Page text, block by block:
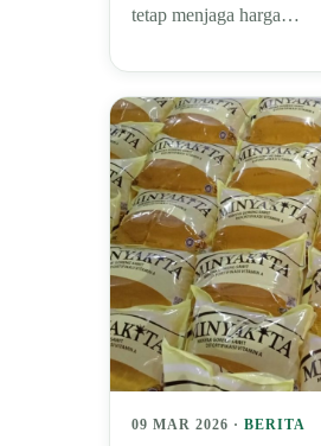
tetap menjaga harga…
09 MAR 2026 · BERITA